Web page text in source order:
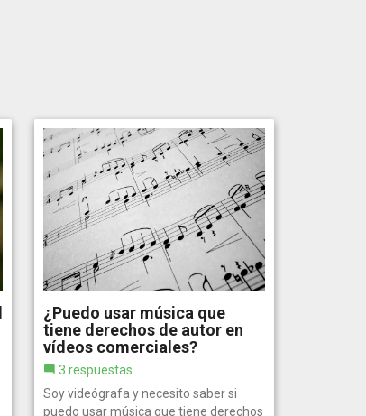
¿Puedo usar música que
tiene derechos de autor en
vídeos comerciales?
3 respuestas
Soy videógrafa y necesito saber si
puedo usar música que tiene derechos